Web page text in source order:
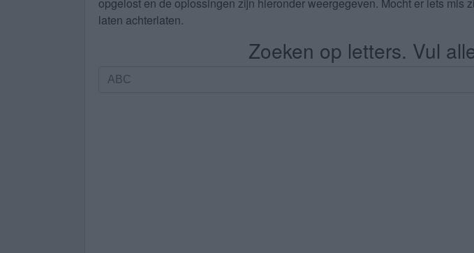
laten achterlaten.
Zoeken op letters. Vul
Zoeken